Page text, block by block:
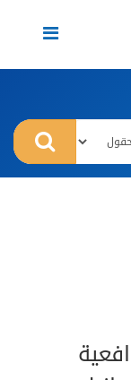
Toggle
navigation